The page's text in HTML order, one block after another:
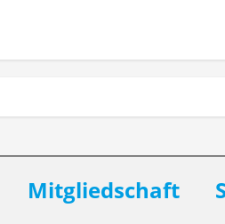
Mitgliedschaft